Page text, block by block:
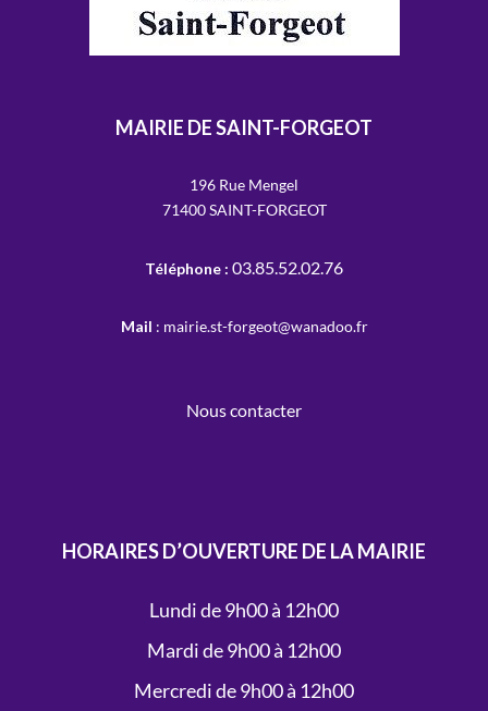
MAIRIE DE SAINT-FORGEOT
196 Rue Mengel
71400 SAINT-FORGEOT
Téléphone : 03.85.52.02.76
Mail : mairie.st-forgeot@wanadoo.fr
Nous contacter
HORAIRES D’OUVERTURE DE LA MAIRIE
Lundi de 9h00 à 12h00
Mardi de 9h00 à 12h00
Mercredi de 9h00 à 12h00